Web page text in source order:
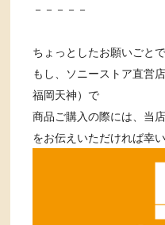
－－－－－
ちょっとしたお願いごとで
もし、ソニーストア直営
福岡天神）で
商品ご購入の際には、当
をお伝えいただければ幸い